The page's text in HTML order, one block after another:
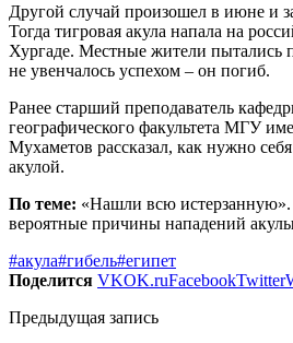
Другой случай произошел в июне и
Тогда тигровая акула напала на
Хургаде. Местные жители пытались
не увенчалось успехом – он погиб.
Ранее старший преподаватель
географического факультета МГУ
Мухаметов рассказал, как нужно
акулой.
По теме: «Нашли всю
вероятные причины нападений
#акула#гибель#египет
Поделится VKOK.ruFacebookTwitter
Предыдущая запись